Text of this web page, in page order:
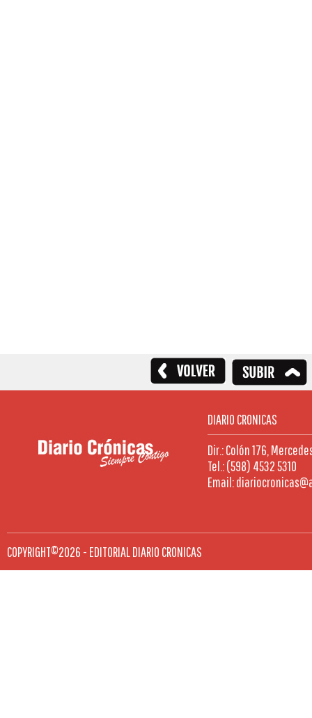
DIARIO CRONICAS
Dir.: Colón 176,
Tel.: (598) 4532 5310
Email:
COPYRIGHT©2026 - EDITORIAL DIARIO CRONICAS